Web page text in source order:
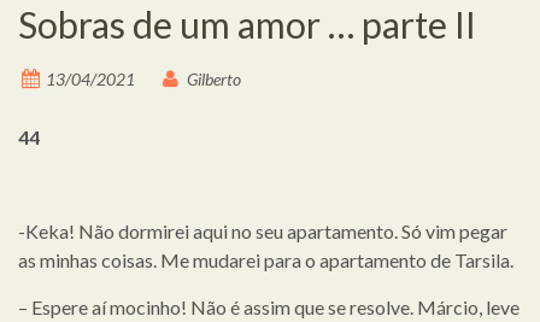
Sobras de um amor … parte II
13/04/2021 Gilberto
44
-Keka! Não dormirei aqui no seu apartamento. Só vim pegar
as minhas coisas. Me mudarei para o apartamento de Tarsila.
– Espere aí mocinho! Não é assim que se resolve. Márcio, leve